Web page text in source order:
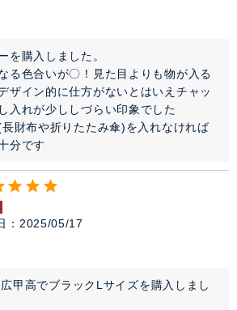
を購入しました。
る色合いが〇！見た目よりも物が入る
ザイン的に仕方がないとはいえチャッ
入れが少ししづらい印象でした
財布や折りたたみ傘)を入れなければ
分です
2025/05/17
甲高でブラックLサイズを購入しまし